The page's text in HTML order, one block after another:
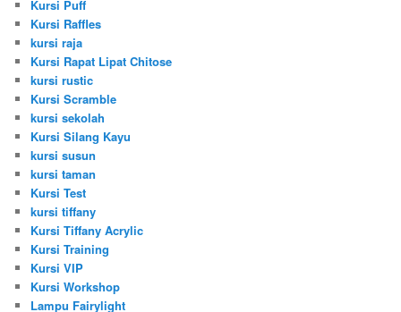
Kursi Puff
Kursi Raffles
kursi raja
Kursi Rapat Lipat Chitose
kursi rustic
Kursi Scramble
kursi sekolah
Kursi Silang Kayu
kursi susun
kursi taman
Kursi Test
kursi tiffany
Kursi Tiffany Acrylic
Kursi Training
Kursi VIP
Kursi Workshop
Lampu Fairylight